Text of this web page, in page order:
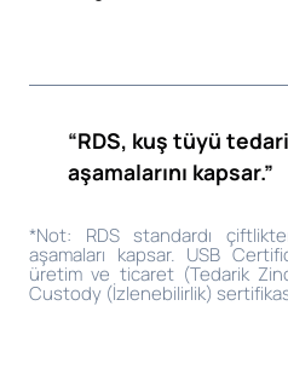
“RDS, kuş tüyü
aşamalarını kapsar.”
*Not: RDS standardı
aşamaları kapsar. USB
üretim ve ticaret (Tedarik
Custody (İzlenebilirlik)